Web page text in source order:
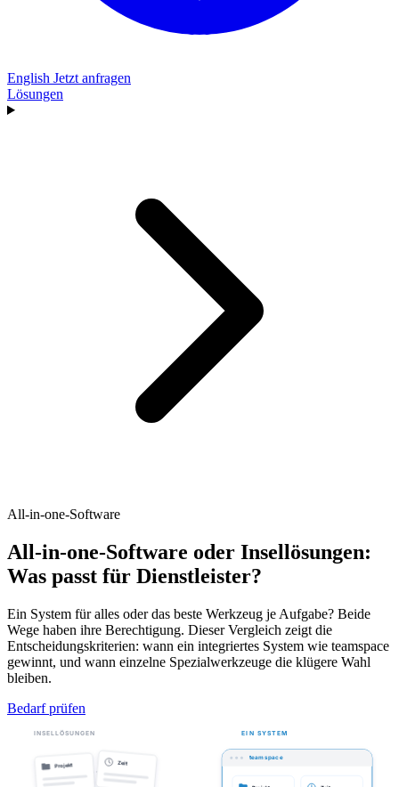
English Jetzt anfragen
Lösungen
All-in-one-Software
All-in-one-Software oder Insellösungen:
Was passt für Dienstleister?
Ein System für alles oder das beste Werkzeug je Aufgabe? Beide
Wege haben ihre Berechtigung. Dieser Vergleich zeigt die
Entscheidungskriterien: wann ein integriertes System wie teamspace
gewinnt, und wann einzelne Spezialwerkzeuge die klügere Wahl
bleiben.
Bedarf prüfen
INSELLÖSUNGEN
Projekt Zeit
EIN SYSTEM
teamspace